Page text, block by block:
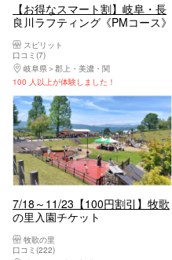
【お得なスマート割】岐阜・長
良川ラフティング《PMコース》
スピリット
口コミ(7)
岐阜県
郡上・美濃・関
100 人以上が体験しました！
7/18～11/23【100円割引】牧歌
の里入園チケット
牧歌の里
口コミ(222)